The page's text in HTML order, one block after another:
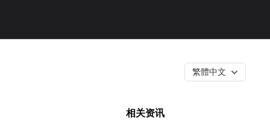
繁體中文
相关资讯